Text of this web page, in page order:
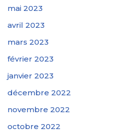
mai 2023
avril 2023
mars 2023
février 2023
janvier 2023
décembre 2022
novembre 2022
octobre 2022